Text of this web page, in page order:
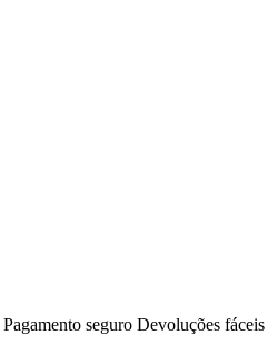
Pagamento seguro Devoluções fáceis